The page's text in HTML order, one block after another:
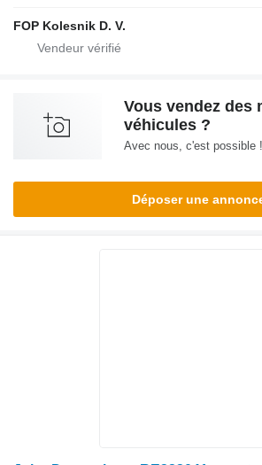
FOP Kolesnik D. V.
Vous vendez des
véhicules ?
Avec nous, c'est possible !
Déposer une